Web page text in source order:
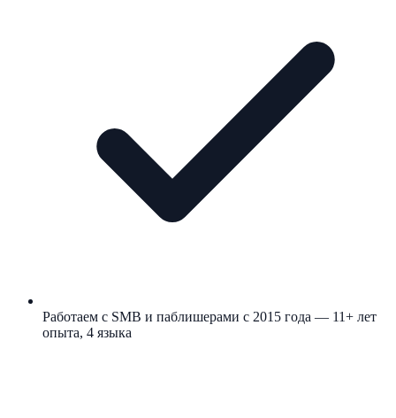
Работаем с SMB и паблишерами с 2015 года — 11+ лет
опыта, 4 языка